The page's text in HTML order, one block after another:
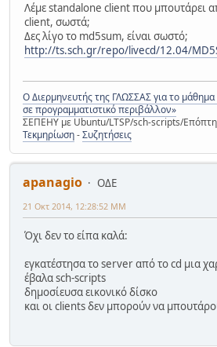
Λέμε standalone client που μπουτάρει
client, σωστά;
Δες λίγο το md5sum, είναι σωστό;
http://ts.sch.gr/repo/livecd/12.04/
Ο Διερμηνευτής της ΓΛΩΣΣΑΣ για το
σε προγραμματιστικό περιβάλλον»
ΣΕΠΕΗΥ με Ubuntu/LTSP/sch-scripts/
Τεκμηρίωση-Συζητήσεις
apanagio
ΟΔΕ
21 Οκτ 2014, 12:28:52 ΜΜ
Όχι δεν το είπα καλά:
εγκατέστησα το server από το cd μια
έβαλα sch-scripts
δημοσίευσα εικονικό δίσκο
και οι clients δεν μπορούν να